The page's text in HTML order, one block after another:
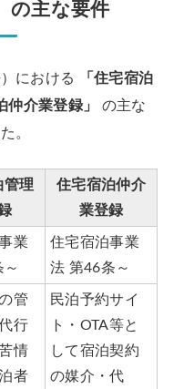
の主な要件
における
「住宅宿泊
仲介業登録」
の主な
。
管理
住宅宿泊仲介
業登録
業
住宅宿泊事業
法 第46条～
管
行
情
者
民泊予約サイ
ト・OTA等と
して宿泊契約
の媒介・代